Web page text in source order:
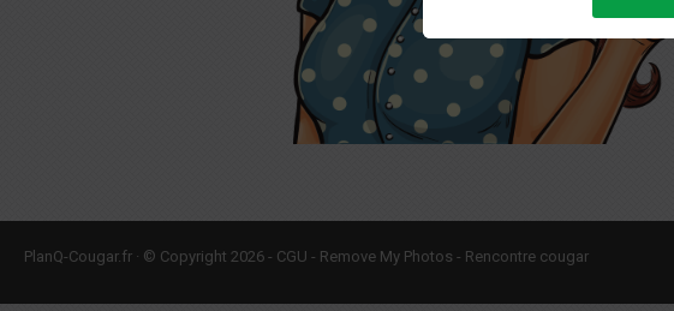
PlanQ-Cougar.fr · © Copyright 2026 - CGU - Remove My Photos - Rencontre cougar